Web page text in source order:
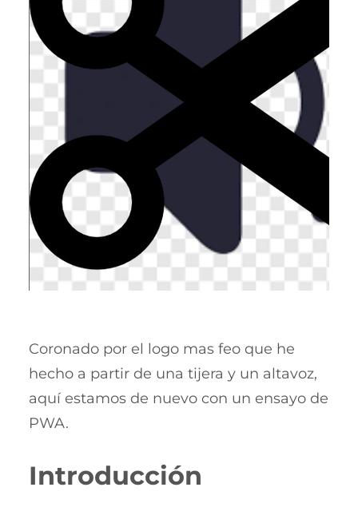
Coronado por el logo mas feo que he
hecho a partir de una tijera y un altavoz,
aquí estamos de nuevo con un ensayo de
PWA.
Introducción